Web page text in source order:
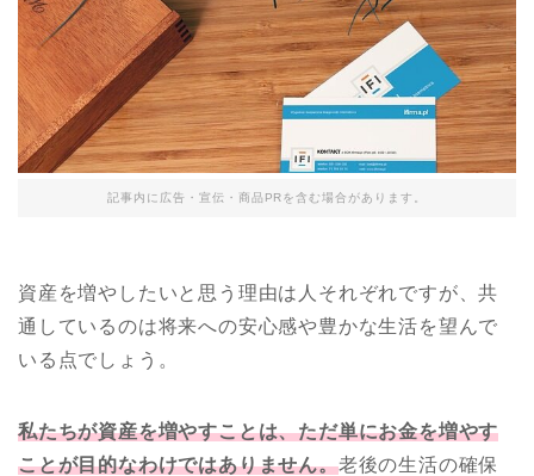
記事内に広告・宣伝・商品PRを含む場合があります。
資産を増やしたいと思う理由は人それぞれですが、共
通しているのは将来への安心感や豊かな生活を望んで
いる点でしょう。
私たちが資産を増やすことは、ただ単にお金を増やす
ことが目的なわけではありません。老後の生活の確保